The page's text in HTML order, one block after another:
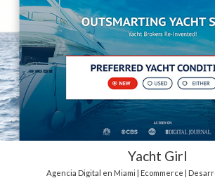
Yacht Girl
Agencia Digital en Miami | Ecommerce |